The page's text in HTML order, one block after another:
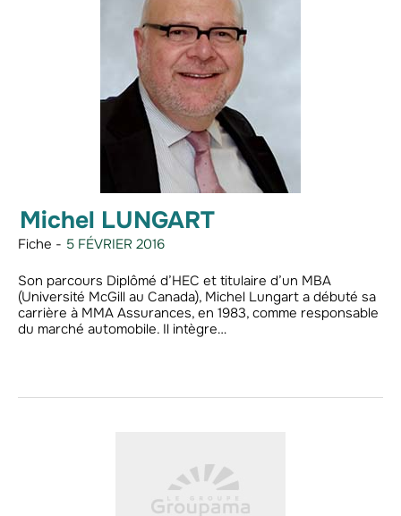
Michel LUNGART
Fiche - 5 FÉVRIER 2016
Son parcours Diplômé d’HEC et titulaire d’un MBA
(Université McGill au Canada), Michel Lungart a débuté sa
carrière à MMA Assurances, en 1983, comme responsable
du marché automobile. Il intègre…